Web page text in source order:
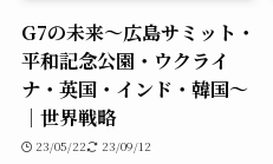
G7の未来〜広島サミット・
平和記念公園・ウクライ
ナ・英国・インド・韓国〜
｜世界戦略
23/05/22 23/09/12